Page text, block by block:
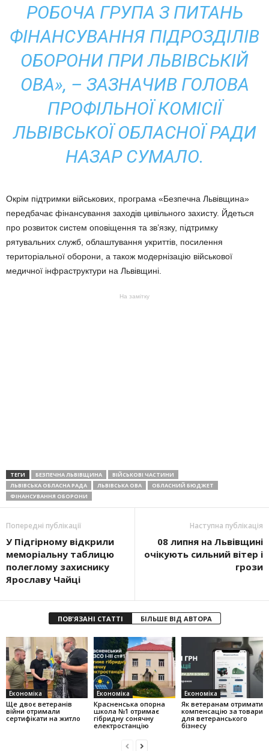
РОБОЧА ГРУПА З ПИТАНЬ
ФІНАНСУВАННЯ ПІДРОЗДІЛІВ
ОБОРОНИ ПРИ ЛЬВІВСЬКІЙ
ОВА», – ЗАЗНАЧИВ ГОЛОВА
ПРОФІЛЬНОЇ КОМІСІЇ
ЛЬВІВСЬКОЇ ОБЛАСНОЇ РАДИ
НАЗАР СУМАЛО.
Окрім підтримки військових, програма «Безпечна Львівщина»
передбачає фінансування заходів цивільного захисту. Йдеться
про розвиток систем оповіщення та зв’язку, підтримку
рятувальних служб, облаштування укриттів, посилення
територіальної оборони, а також модернізацію військової
медичної інфраструктури на Львівщині.
На замітку
ТЕГИ БЕЗПЕЧНА ЛЬВІВЩИНА
ВІЙСЬКОВІ ЧАСТИНИ
ЛЬВІВСЬКА ОБЛАСНА РАДА
ЛЬВІВСЬКА ОВА
ОБЛАСНИЙ БЮДЖЕТ
ФІНАНСУВАННЯ ОБОРОНИ
Попередні публікації
У Підгірному відкрили
меморіальну таблицю
полеглому захиснику
Ярославу Чайці
Наступна публікація
08 липня на Львівщині
очікують сильний вітер і
грози
ПОВ'ЯЗАНІ СТАТТІ БІЛЬШЕ ВІД АВТОРА
Економіка
Ще двоє ветеранів
війни отримали
сертифікати на житло
Економіка
Красненська опорна
школа №1 отримає
гібридну сонячну
електростанцію
Економіка
Як ветеранам отримати
компенсацію за товари
для ветеранського
бізнесу